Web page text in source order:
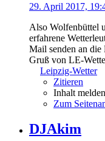
29. April 2017,
Also Wolfenbüttel
erfahrene
Mail senden an die
Gruß von LE-
Leipzig-Wetter
Zitieren
Inhalt melden
Zum
DJAkim